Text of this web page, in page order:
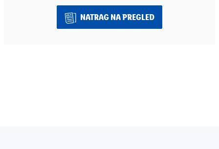
NATRAG NA PREGLED